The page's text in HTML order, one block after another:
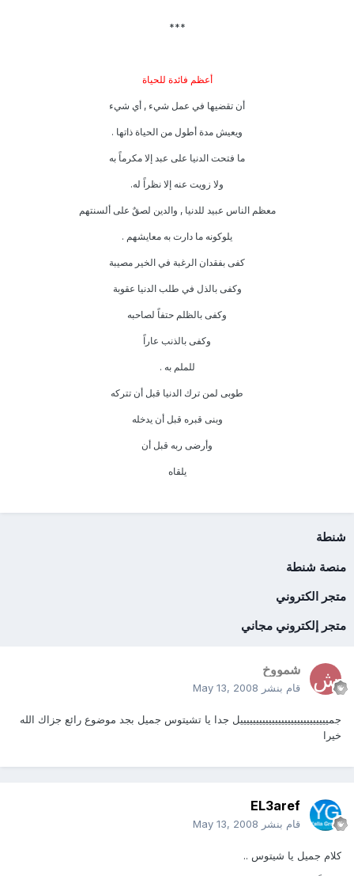
***
أعظم فائدة للحياة
أن تقضيها في عمل شيء , أي شيء
ويعيش مدة أطول من الحياة ذاتها .
ما فتحت الدنيا على عبد إلا مكرماً به
ولا زويت عنه إلا نظراً له.
معظم الناس عبيد للدنيا , والدين لصقٌ على ألسنتهم
يلوكونه ما دارت به معايشهم .
كفى بفقدان الرغبة في الخير مصيبة
وكفى بالذل في طلب الدنيا عقوبة
وكفى بالظلم حتفاً لصاحبه
وكفى بالذنب عاراً
للملم به .
طوبى لمن ترك الدنيا قبل أن تتركه
وبنى قبره قبل أن يدخله
وأرضى ربه قبل أن
يلقاه
شنطة
منصة شنطة
متجر الكتروني
متجر إلكتروني مجاني
شمووخ
قام بنشر May 13, 2008
جمييييييييييييييييييييييييييييل جدا يا تشيتوس جميل بجد موضوع رائع جزاك الله
خيرا
EL3aref
قام بنشر May 13, 2008
كلام جميل يا شيتوس ..